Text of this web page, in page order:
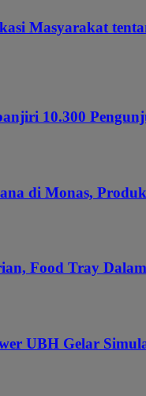
Masyarakat
10.300
di Monas,
Food Tray
UBH Gelar